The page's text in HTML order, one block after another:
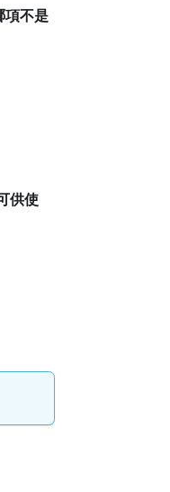
項不是
供使